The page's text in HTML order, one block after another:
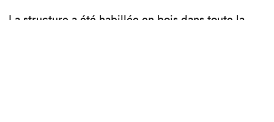
La structure a été habillée en bois dans toute la